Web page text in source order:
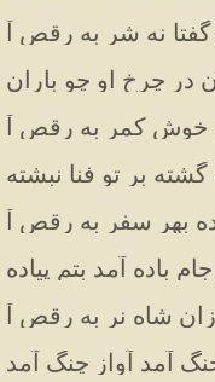
نه شر به رقص آ
در چرخ او چو باران
خوش کمر به رقص آ
بر تو فنا نبشته
بهر سفر به رقص آ
باده آمد بتم پیاده
شاه نر به رقص آ
آمد آواز چنگ آمد